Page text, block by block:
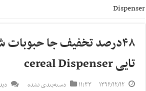
Dispenser
۴۸درصد تخفیف جا حبوبات
تایی cereal Dispenser
۱۳۹۶/۱۲/۱۲ ۱۱:۳۳ دسته‌بندی نشده